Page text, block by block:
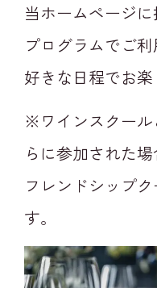
当ホームページ
プログラムでご
好きな日程でお楽
※ワインスクール
らに参加された
フレンドシップ
す。